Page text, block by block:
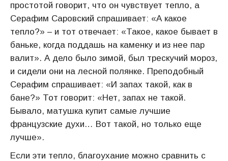
простотой говорит, что он чувствует тепло, а
Серафим Саровский спрашивает: «А какое
тепло?» – и тот отвечает: «Такое, какое бывает в
баньке, когда поддашь на каменку и из нее пар
валит». А дело было зимой, был трескучий мороз,
и сидели они на лесной полянке. Преподобный
Серафим спрашивает: «И запах такой, как в
бане?» Тот говорит: «Нет, запах не такой.
Бывало, матушка купит самые лучшие
французские духи… Вот такой, но только еще
лучше».
Если эти тепло, благоухание можно сравнить с